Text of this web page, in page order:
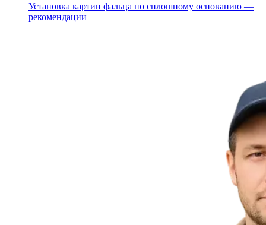
Установка картин фальца по сплошному основанию —
рекомендации